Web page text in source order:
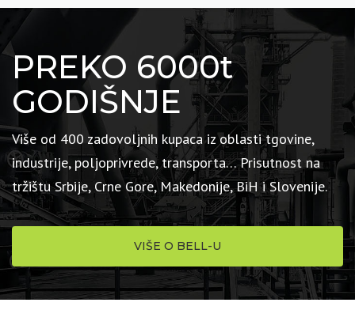
PREKO 6000t
GODIŠNJE
Više od 400 zadovoljnih kupaca iz oblasti tgovine,
industrije, poljoprivrede, transporta… Prisutnost na
tržištu Srbije, Crne Gore, Makedonije, BiH i Slovenije.
VIŠE O BELL-U